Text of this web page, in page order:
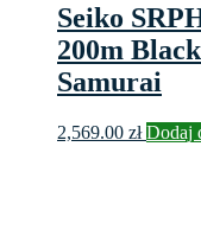
Seiko
200m
Samurai
2,569.00 zł Dodaj